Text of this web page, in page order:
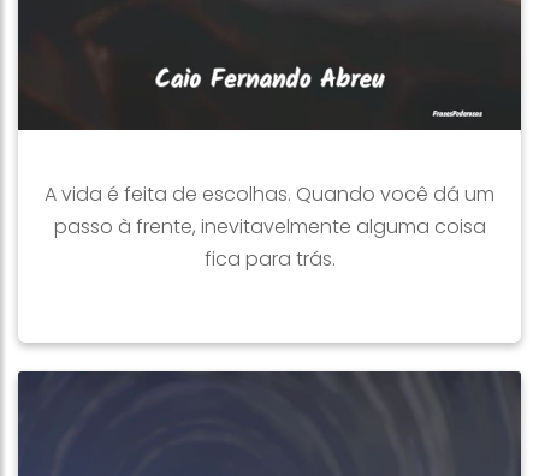
A vida é feita de escolhas. Quando você dá um
passo à frente, inevitavelmente alguma coisa
fica para trás.